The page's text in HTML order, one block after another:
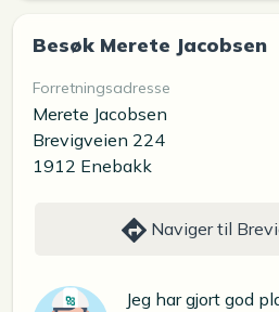
Besøk Merete Jacobsen
Forretningsadresse
Merete Jacobsen
Brevigveien 224
1912 Enebakk
Naviger til
Jeg har gjort god